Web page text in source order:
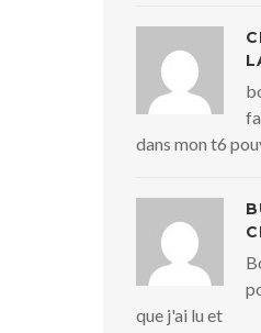
dans mon t6
que j'ai lu et